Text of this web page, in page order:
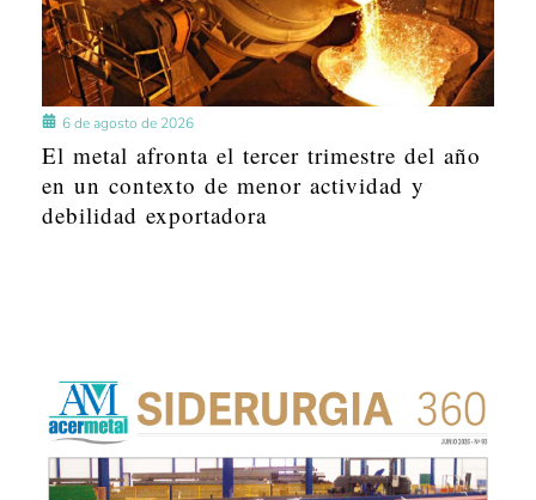
6 de agosto de 2026
El metal afronta el tercer trimestre del año
en un contexto de menor actividad y
debilidad exportadora